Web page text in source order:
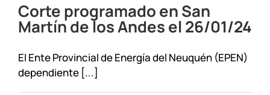
Corte programado en San
Martín de los Andes el 26/01/24
El Ente Provincial de Energía del Neuquén (EPEN)
dependiente [...]